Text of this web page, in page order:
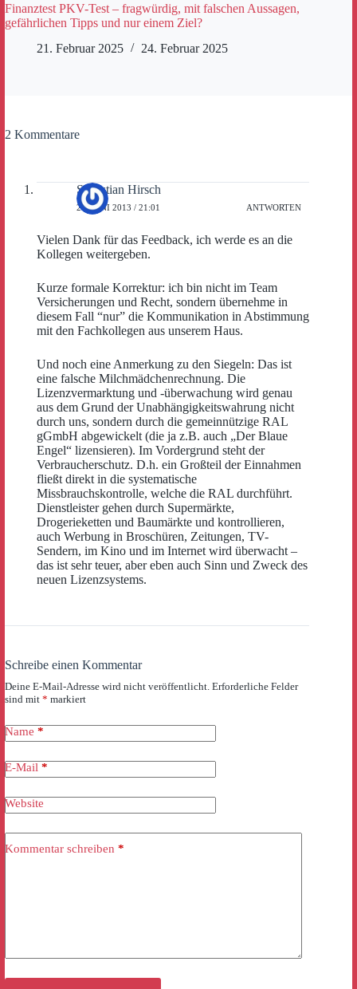
Finanztest PKV-Test – fragwürdig, mit falschen Aussagen,
gefährlichen Tipps und nur einem Ziel?
21. Februar 2025
24. Februar 2025
2 Kommentare
Sebastian Hirsch
28. JUNI 2013 / 21:01 ANTWORTEN
Vielen Dank für das Feedback, ich werde es an die
Kollegen weitergeben.
Kurze formale Korrektur: ich bin nicht im Team
Versicherungen und Recht, sondern übernehme in
diesem Fall “nur” die Kommunikation in Abstimmung
mit den Fachkollegen aus unserem Haus.
Und noch eine Anmerkung zu den Siegeln: Das ist
eine falsche Milchmädchenrechnung. Die
Lizenzvermarktung und -überwachung wird genau
aus dem Grund der Unabhängigkeitswahrung nicht
durch uns, sondern durch die gemeinnützige RAL
gGmbH abgewickelt (die ja z.B. auch „Der Blaue
Engel“ lizensieren). Im Vordergrund steht der
Verbraucher­schutz. D.h. ein Großteil der Einnahmen
fließt direkt in die systematische
Missbrauchskontrolle, welche die RAL durchführt.
Dienst­leister gehen durch Supermärkte,
Drogerieketten und Baumärkte und kontrollieren,
auch Werbung in Broschüren, Zeitungen, TV-
Sendern, im Kino und im Internet wird überwacht –
das ist sehr teuer, aber eben auch Sinn und Zweck des
neuen Lizenzsystems.
Schreibe einen Kommentar
Deine E-Mail-Adresse wird nicht veröffentlicht. Erforderliche Felder
sind mit * markiert
Name *
E-Mail *
Website
Kommentar schreiben *